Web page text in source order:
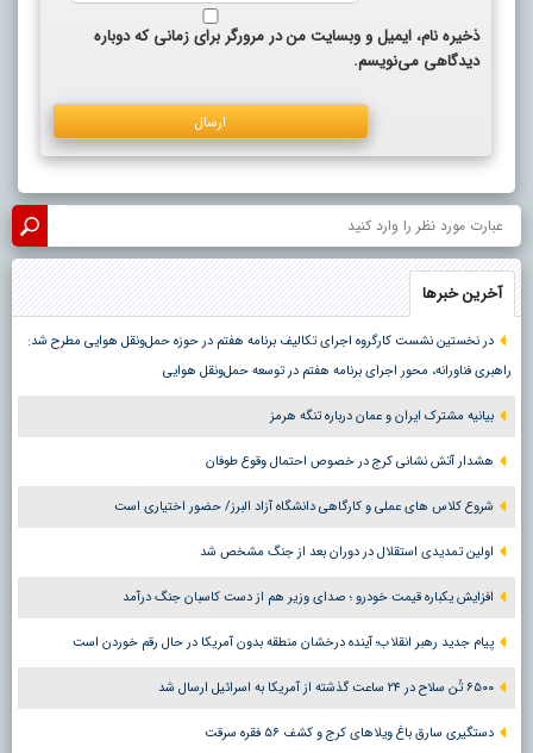
ذخیره نام، ایمیل و وبسایت من در مرورگر برای زمانی که دوباره
دیدگاهی می‌نویسم.
آخرین خبرها
در نخستین نشست کارگروه اجرای تکالیف برنامه هفتم در حوزه حمل‌ونقل هوایی مطرح شد:
راهبری فناورانه، محور اجرای برنامه هفتم در توسعه حمل‌ونقل هوایی
بیانیه مشترک ایران و عمان درباره تنگه هرمز
هشدار آتش نشانی کرج در خصوص احتمال وقوع طوفان
شروع کلاس های عملی و کارگاهی دانشگاه آزاد البرز/ حضور اختیاری است
اولین تمدیدی استقلال در دوران بعد از جنگ مشخص شد
افزایش یکباره قیمت خودرو ؛ صدای وزیر هم از دست کاسبان جنگ درآمد
پیام جدید رهبر انقلاب؛ آینده درخشان منطقه بدون آمریکا در حال رقم خوردن است
۶۵۰۰ تُن سلاح در ۲۴ ساعت گذشته از آمریکا به اسرائیل ارسال شد
دستگیری سارق باغ ویلاهای کرج و کشف ۵۶ فقره سرقت